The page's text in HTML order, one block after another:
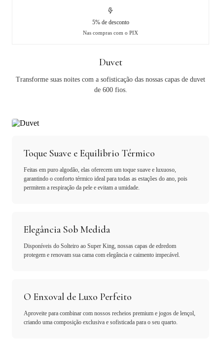
5% de desconto
Nas compras com o PIX
Duvet
Transforme suas noites com a sofisticação das nossas capas de duvet
de 600 fios.
Toque Suave e Equilibrio Térmico
Feitas em puro algodão, elas oferecem um toque suave e luxuoso,
garantindo o conforto térmico ideal para todas as estações do ano, pois
permitem a respiração da pele e evitam a umidade.
Elegância Sob Medida
Disponíveis do Solteiro ao Super King, nossas capas de edredom
protegem e renovam sua cama com elegância e caimento impecável.
O Enxoval de Luxo Perfeito
Aproveite para combinar com nossos recheios premium e jogos de lençol,
criando uma composição exclusiva e sofisticada para o seu quarto.